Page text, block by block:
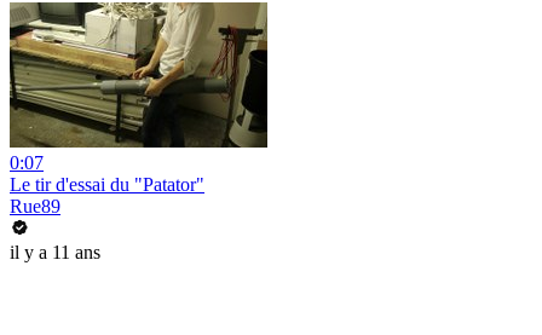
0:07
Le tir d'essai du "Patator"
Rue89
il y a 11 ans